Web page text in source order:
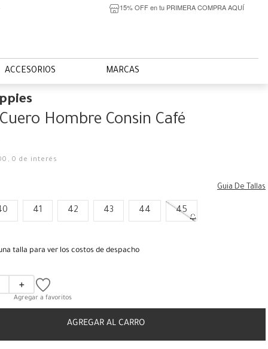
15% OFF en tu PRIMERA COMPRA AQUÍ
ACCESORIOS MARCAS
Hombre Consin Café
,0 de interés
Guia De Tallas
41 42 43 44 45
talla para ver los costos de despacho
＋
AGREGAR AL CARRO